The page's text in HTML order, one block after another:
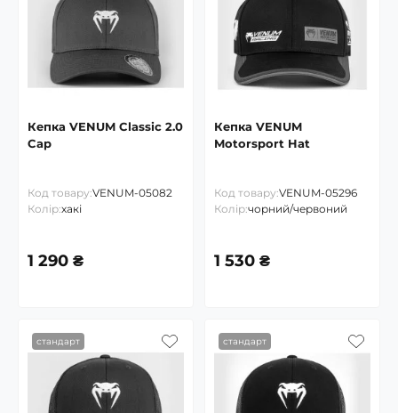
Кепка VENUM Classic 2.0
Cap
Код товару:VENUM-05082
Колір:хакі
1 290 ₴
Кепка VENUM
Motorsport Hat
Код товару:VENUM-05296
Колір:чорний/червоний
1 530 ₴
стандарт стандарт